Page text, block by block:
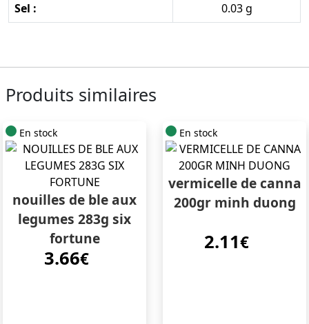
Sel :
0.03 g
Produits similaires
En stock
nouilles de ble aux
legumes 283g six
fortune
3.66€
En stock
vermicelle de canna
200gr minh duong
2.11€